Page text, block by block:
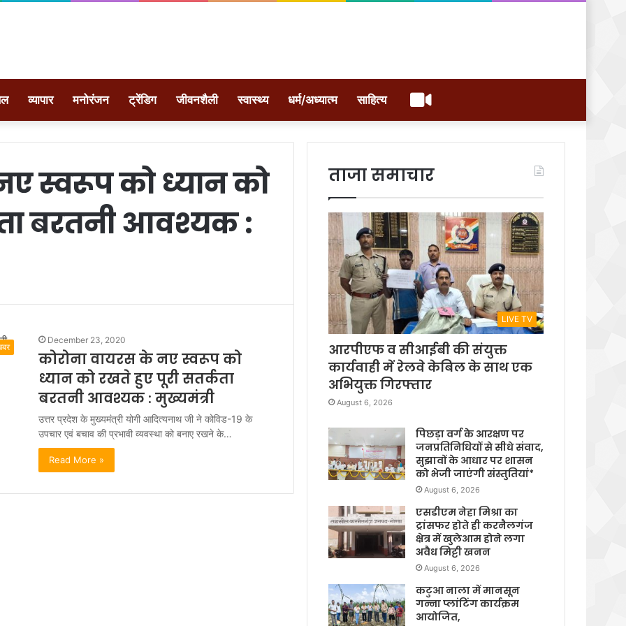
व्यापार मनोरंजन ट्रेंडिग जीवनशैली स्वास्थ्य धर्म/अध्यात्म साहित्य वीडियो
स्वरूप को ध्यान को
बरतनी आवश्यक :
December 23, 2020
कोरोना वायरस के नए स्वरूप को
ध्यान को रखते हुए पूरी सतर्कता
बरतनी आवश्यक : मुख्यमंत्री
उत्तर प्रदेश के मुख्यमंत्री योगी आदित्यनाथ जी ने कोविड-19 के
उपचार एवं बचाव की प्रभावी व्यवस्था को बनाए रखने के…
Read More »
ताजा समाचार
LIVE TV
आरपीएफ व सीआईबी की संयुक्त
कार्यवाही में रेलवे केबिल के साथ एक
अभियुक्त गिरफ्तार
August 6, 2026
पिछड़ा वर्ग के आरक्षण पर
जनप्रतिनिधियों से सीधे संवाद,
सुझावों के आधार पर शासन
को भेजी जाएंगी संस्तुतियां*
August 6, 2026
एसडीएम नेहा मिश्रा का
ट्रांसफर होते ही करनैलगंज
क्षेत्र में खुलेआम होने लगा
अवैध मिट्टी खनन
August 6, 2026
कटुआ नाला में मानसून
गन्ना प्लांटिंग कार्यक्रम
आयोजित,